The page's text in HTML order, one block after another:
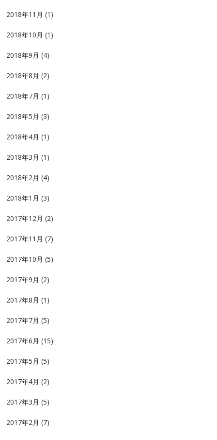
2018年11月 (1)
2018年10月 (1)
2018年9月 (4)
2018年8月 (2)
2018年7月 (1)
2018年5月 (3)
2018年4月 (1)
2018年3月 (1)
2018年2月 (4)
2018年1月 (3)
2017年12月 (2)
2017年11月 (7)
2017年10月 (5)
2017年9月 (2)
2017年8月 (1)
2017年7月 (5)
2017年6月 (15)
2017年5月 (5)
2017年4月 (2)
2017年3月 (5)
2017年2月 (7)